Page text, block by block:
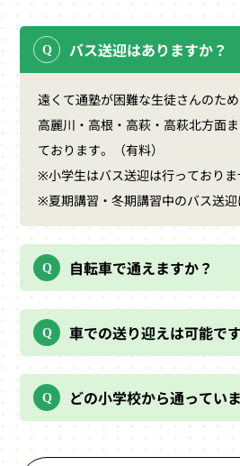
バス送迎はありますか？
遠くて通塾が困難な生徒さんのた
高麗川・高根・高萩・高萩北方面
ております。（有料）
※小学生はバス送迎は行っておりま
※夏期講習・冬期講習中のバス送迎
自転車で通えますか？
車での送り迎えは可能で
どの小学校から通ってい